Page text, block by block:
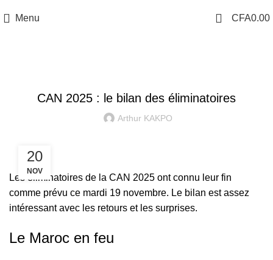
Menu CFA0.00
CAN 2025 : le bilan des éliminatoires
Arthur KAKPO
20
NOV
Les éliminatoires de la CAN 2025 ont connu leur fin
comme prévu ce mardi 19 novembre. Le bilan est assez
intéressant avec les retours et les surprises.
Le Maroc en feu